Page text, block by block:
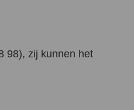
98), zij kunnen het